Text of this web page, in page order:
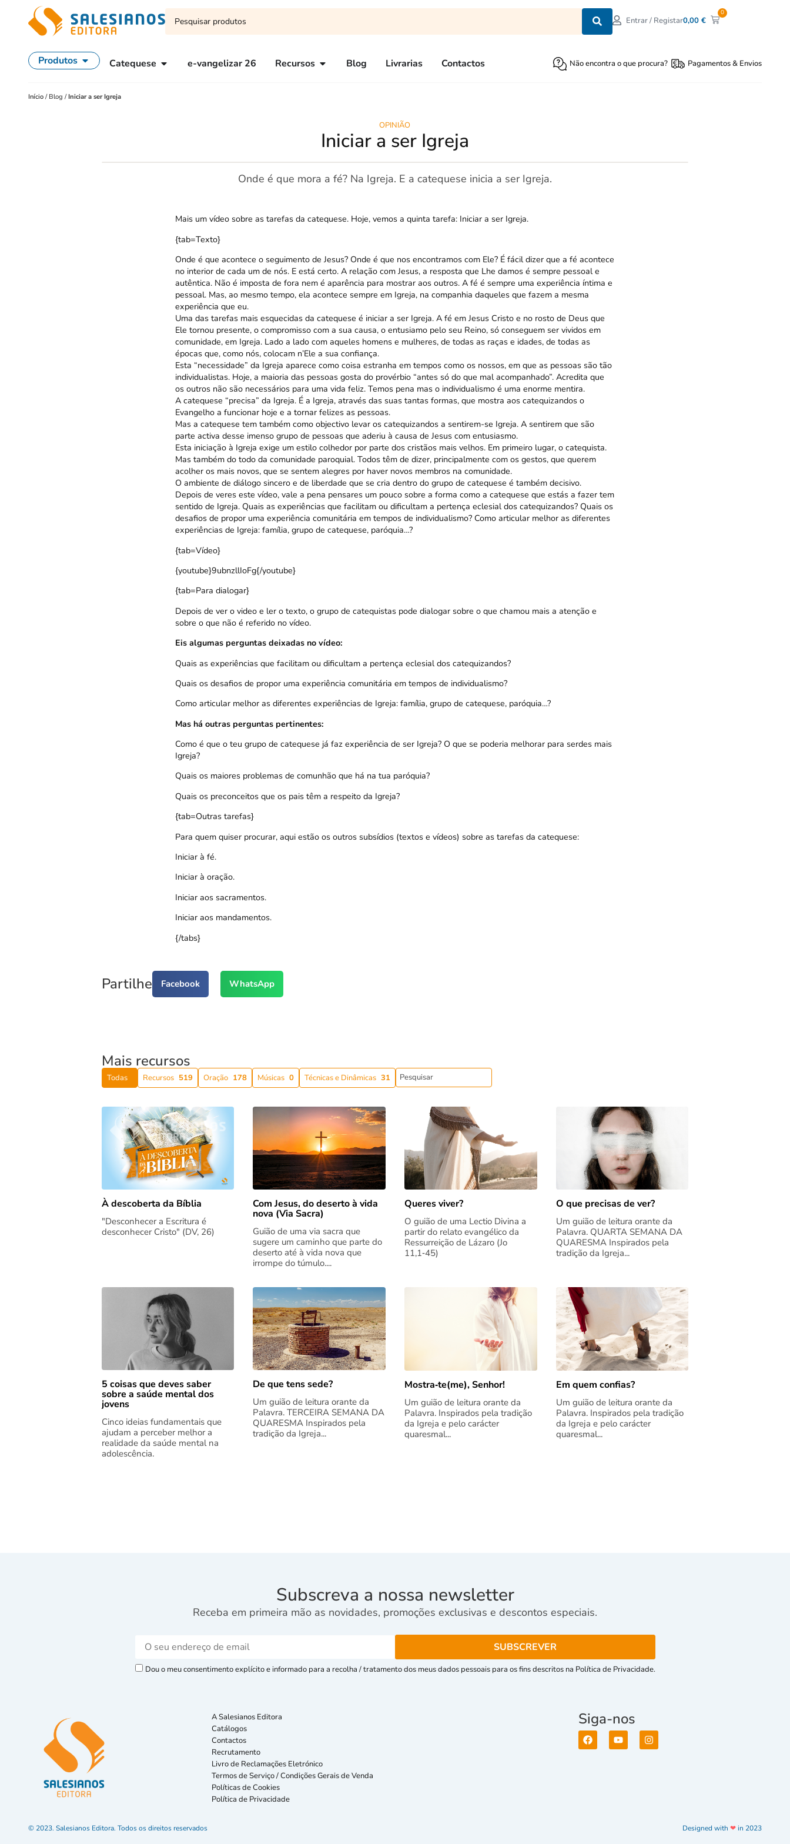
Entrar / Registar0,00€
0
Produtos Catequese e-vangelizar 26 Recursos Blog Livrarias Contactos Não encontra o que procura? Pagamentos & Envios
Início / Blog /Iniciar a ser Igreja
OPINIÃO
Iniciar a ser Igreja
Onde é que mora a fé? Na Igreja. E a catequese inicia a ser Igreja.
Mais um vídeo sobre as tarefas da catequese. Hoje, vemos a quinta tarefa: Iniciar a ser Igreja.
{tab=Texto}
Onde é que acontece o seguimento de Jesus? Onde é que nos encontramos com Ele? É fácil dizer que a fé acontece
no interior de cada um de nós. E está certo. A relação com Jesus, a resposta que Lhe damos é sempre pessoal e
autêntica. Não é imposta de fora nem é aparência para mostrar aos outros. A fé é sempre uma experiência íntima e
pessoal. Mas, ao mesmo tempo, ela acontece sempre em Igreja, na companhia daqueles que fazem a mesma
experiência que eu.
Uma das tarefas mais esquecidas da catequese é iniciar a ser Igreja. A fé em Jesus Cristo e no rosto de Deus que
Ele tornou presente, o compromisso com a sua causa, o entusiamo pelo seu Reino, só conseguem ser vividos em
comunidade, em Igreja. Lado a lado com aqueles homens e mulheres, de todas as raças e idades, de todas as
épocas que, como nós, colocam n’Ele a sua confiança.
Esta “necessidade” da Igreja aparece como coisa estranha em tempos como os nossos, em que as pessoas são tão
individualistas. Hoje, a maioria das pessoas gosta do provérbio “antes só do que mal acompanhado”. Acredita que
os outros não são necessários para uma vida feliz. Temos pena mas o individualismo é uma enorme mentira.
A catequese “precisa” da Igreja. É a Igreja, através das suas tantas formas, que mostra aos catequizandos o
Evangelho a funcionar hoje e a tornar felizes as pessoas.
Mas a catequese tem também como objectivo levar os catequizandos a sentirem-se Igreja. A sentirem que são
parte activa desse imenso grupo de pessoas que aderiu à causa de Jesus com entusiasmo.
Esta iniciação à Igreja exige um estilo colhedor por parte dos cristãos mais velhos. Em primeiro lugar, o catequista.
Mas também do todo da comunidade paroquial. Todos têm de dizer, principalmente com os gestos, que querem
acolher os mais novos, que se sentem alegres por haver novos membros na comunidade.
O ambiente de diálogo sincero e de liberdade que se cria dentro do grupo de catequese é também decisivo.
Depois de veres este vídeo, vale a pena pensares um pouco sobre a forma como a catequese que estás a fazer tem
sentido de Igreja. Quais as experiências que facilitam ou dificultam a pertença eclesial dos catequizandos? Quais os
desafios de propor uma experiência comunitária em tempos de individualismo? Como articular melhor as diferentes
experiências de Igreja: família, grupo de catequese, paróquia…?
{tab=Vídeo}
{youtube}9ubnzllIoFg{/youtube}
{tab=Para dialogar}
Depois de ver o video e ler o texto, o grupo de catequistas pode dialogar sobre o que chamou mais a atenção e
sobre o que não é referido no vídeo.
Eis algumas perguntas deixadas no vídeo:
Quais as experiências que facilitam ou dificultam a pertença eclesial dos catequizandos?
Quais os desafios de propor uma experiência comunitária em tempos de individualismo?
Como articular melhor as diferentes experiências de Igreja: família, grupo de catequese, paróquia…?
Mas há outras perguntas pertinentes:
Como é que o teu grupo de catequese já faz experiência de ser Igreja? O que se poderia melhorar para serdes mais
Igreja?
Quais os maiores problemas de comunhão que há na tua paróquia?
Quais os preconceitos que os pais têm a respeito da Igreja?
{tab=Outras tarefas}
Para quem quiser procurar, aqui estão os outros subsídios (textos e vídeos) sobre as tarefas da catequese:
Iniciar à fé.
Iniciar à oração.
Iniciar aos sacramentos.
Iniciar aos mandamentos.
{/tabs}
Partilhe Facebook WhatsApp
Mais recursos
Todas Recursos 519 Oração 178 Músicas 0 Técnicas e Dinâmicas 31
À descoberta da Bíblia
"Desconhecer a Escritura é
desconhecer Cristo" (DV, 26)
Com Jesus, do deserto à vida
nova (Via Sacra)
Guião de uma via sacra que
sugere um caminho que parte do
deserto até à vida nova que
irrompe do túmulo....
Queres viver?
O guião de uma Lectio Divina a
partir do relato evangélico da
Ressurreição de Lázaro (Jo
11,1‑45)
O que precisas de ver?
Um guião de leitura orante da
Palavra. QUARTA SEMANA DA
QUARESMA Inspirados pela
tradição da Igreja...
5 coisas que deves saber
sobre a saúde mental dos
jovens
Cinco ideias fundamentais que
ajudam a perceber melhor a
realidade da saúde mental na
adolescência.
De que tens sede?
Um guião de leitura orante da
Palavra. TERCEIRA SEMANA DA
QUARESMA Inspirados pela
tradição da Igreja...
Mostra‑te(me), Senhor!
Um guião de leitura orante da
Palavra. Inspirados pela tradição
da Igreja e pelo carácter
quaresmal...
Em quem confias?
Um guião de leitura orante da
Palavra. Inspirados pela tradição
da Igreja e pelo carácter
quaresmal...
Subscreva a nossa newsletter
Receba em primeira mão as novidades, promoções exclusivas e descontos especiais.
Dou o meu consentimento explícito e informado para a recolha / tratamento dos meus dados pessoais para os fins descritos na Política de Privacidade.
A Salesianos Editora
Catálogos
Contactos
Recrutamento
Livro de Reclamações Eletrónico
Termos de Serviço / Condições Gerais de Venda
Políticas de Cookies
Política de Privacidade
Siga-nos
© 2023. Salesianos Editora. Todos os direitos reservados Designed with ❤in 2023